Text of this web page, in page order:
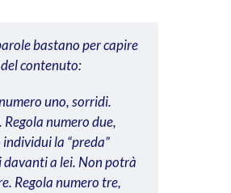
bastano per capire
contenuto:
uno, sorridi.
Regola numero due,
la “preda”
davanti a lei. Non potrà
Regola numero tre,